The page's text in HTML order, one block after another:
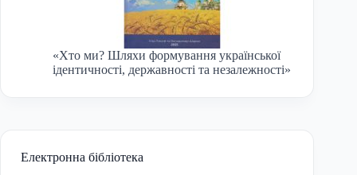
«Хто ми? Шляхи формування української
ідентичності, державності та незалежності»
Електронна бібліотека